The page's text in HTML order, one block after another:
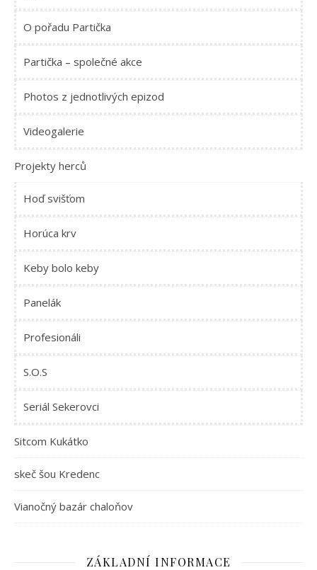
O pořadu Partička
Partička – společné akce
Photos z jednotlivých epizod
Videogalerie
Projekty herců
Hoď svišťom
Horúca krv
Keby bolo keby
Panelák
Profesionáli
S.O.S
Seriál Sekerovci
Sitcom Kukátko
skeč šou Kredenc
Vianočný bazár chaloňov
ZÁKLADNÍ INFORMACE